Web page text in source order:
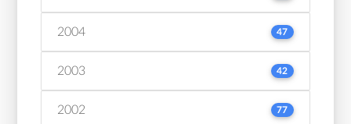
2004 47
2003 42
2002 77